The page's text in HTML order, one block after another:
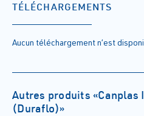
TÉLÉCHARGEMENTS
Aucun téléchargement n’est
Autres produits «Canplas
(Duraflo)»